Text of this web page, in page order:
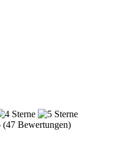
(47 Bewertungen)